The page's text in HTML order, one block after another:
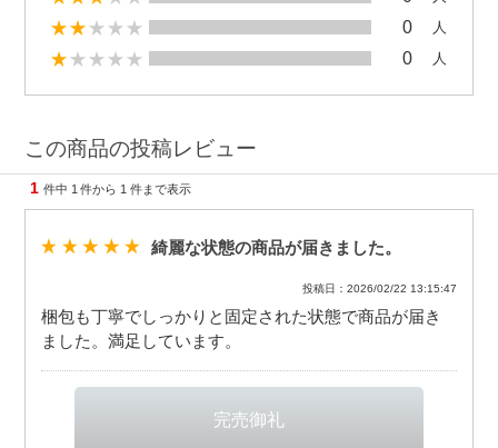
0 人
0 人
この商品の投稿レビュー
1 件中 1 件から 1 件まで表示
綺麗な状態の商品が届きました。
投稿日：2026/02/22 13:15:47
梱包も丁寧でしっかりと固定された状態で商品が届き
ました。満足しています。